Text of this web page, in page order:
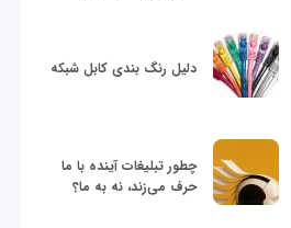
دلیل رنگ بندی کابل شبکه
چطور تبلیغات آینده با ما
حرف می‌زند، نه به ما؟